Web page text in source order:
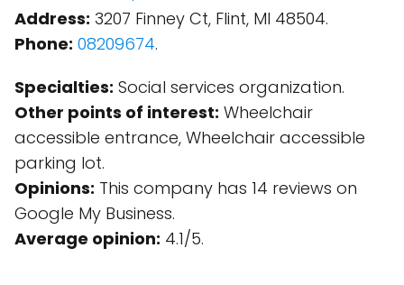
Address: 3207 Finney Ct, Flint, MI 48504.
Phone: 08209674.
Specialties: Social services organization.
Other points of interest: Wheelchair
accessible entrance, Wheelchair accessible
parking lot.
Opinions: This company has 14 reviews on
Google My Business.
Average opinion: 4.1/5.